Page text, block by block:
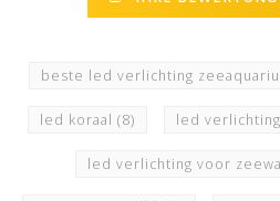
beste led verlichting
led koraal (8) led
led verlichting voor